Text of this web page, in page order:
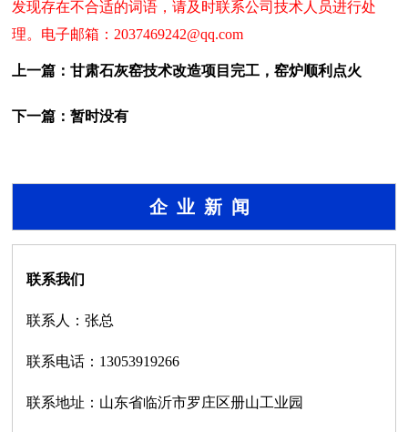
发现存在不合适的词语，请及时联系公司技术人员进行处
理。电子邮箱：2037469242@qq.com
上一篇：甘肃石灰窑技术改造项目完工，窑炉顺利点火
下一篇：暂时没有
企业新闻
联系我们
联系人：张总
联系电话：13053919266
联系地址：山东省临沂市罗庄区册山工业园